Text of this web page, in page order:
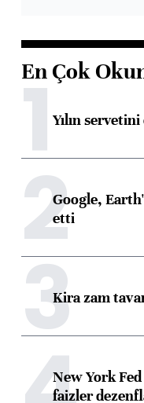
En Çok
1Yılın
2Google,
etti
3Kira zam
New York
faizler